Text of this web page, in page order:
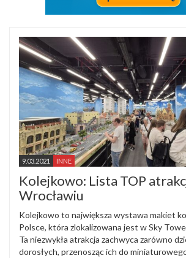
9.03.2021 INNE
Kolejkowo: Lista TOP
Wrocławiu
Kolejkowo to największa wystawa makiet
Polsce, która zlokalizowana jest w Sky
Ta niezwykła atrakcja zachwyca zarówno
dorosłych, przenosząc ich do